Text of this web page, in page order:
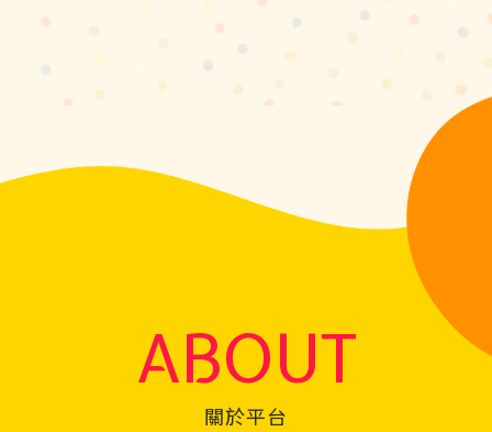
ABOUT
關於平台